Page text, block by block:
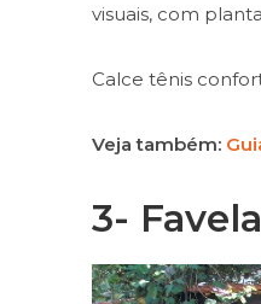
visuais, com
Calce tênis
Veja também:
3-